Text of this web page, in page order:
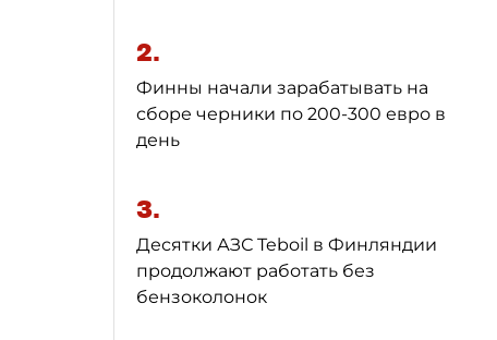
2.
Финны начали зарабатывать на
сборе черники по 200-300 евро в
день
3.
Десятки АЗС Teboil в Финляндии
продолжают работать без
бензоколонок